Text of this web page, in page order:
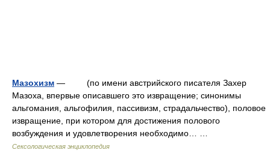
Мазохизм — (по имени австрийского писателя Захер
Мазоха, впервые описавшего это извращение; синонимы
альгомания, альгофилия, пассивизм, страдальчество), половое
извращение, при котором для достижения полового
возбуждения и удовлетворения необходимо… …
Сексологическая энциклопедия